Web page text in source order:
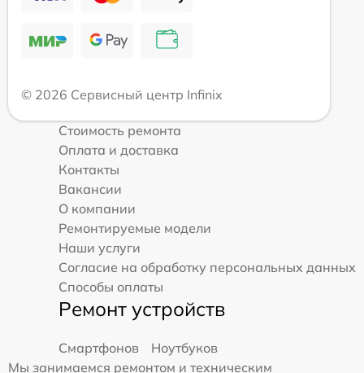
© 2026 Сервисный центр Infinix
Стоимость ремонта
Оплата и доставка
Контакты
Вакансии
О компании
Ремонтируемые модели
Наши услуги
Согласие на обработку персональных данных
Способы оплаты
Ремонт устройств
Смартфонов
Ноутбуков
Мы занимаемся ремонтом и техническим